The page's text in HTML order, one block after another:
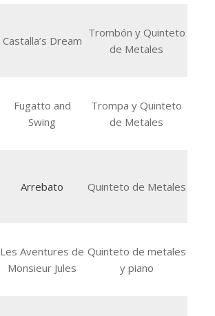
Castalla’s Dream
Trombón y Quinteto
de Metales
Fugatto and
Swing
Trompa y Quinteto
de Metales
Arrebato Quinteto de Metales
Les Aventures de
Monsieur Jules
Quinteto de metales
y piano